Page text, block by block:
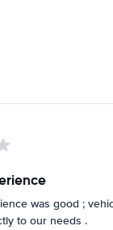
was good ;
to our needs .